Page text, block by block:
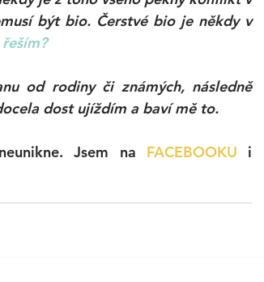
být bio. Čerstvé bio je někdy v
od rodiny či známých, následně
dost ujíždím a baví mě to.
Jsem na FACEBOOKU